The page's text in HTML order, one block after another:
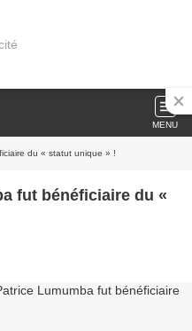
MENU
du « statut unique » !
fut bénéficiaire du «